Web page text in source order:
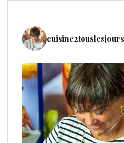
cuisine2touslesjours